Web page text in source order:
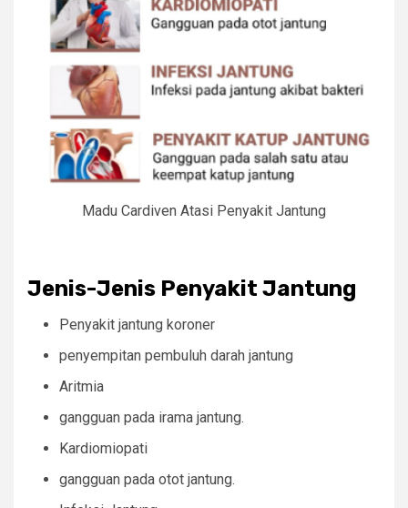
Madu Cardiven Atasi Penyakit Jantung
Jenis-Jenis Penyakit Jantung
Penyakit jantung koroner
penyempitan pembuluh darah jantung
Aritmia
gangguan pada irama jantung.
Kardiomiopati
gangguan pada otot jantung.